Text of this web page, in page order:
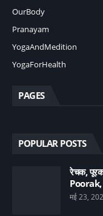
OurBody
Pranayam
YogaAndMedition
YogaForHealth
PAGES
POPULAR POSTS
रेचक,
मई 23,